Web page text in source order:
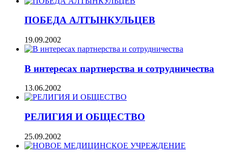
ПОБЕДА АЛТЫНКУЛЬЦЕВ
19.09.2002
В интересах партнерства и сотрудничества
13.06.2002
РЕЛИГИЯ И ОБЩЕСТВО
25.09.2002